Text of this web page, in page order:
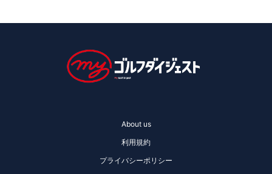
About us
利用規約
プライバシーポリシー